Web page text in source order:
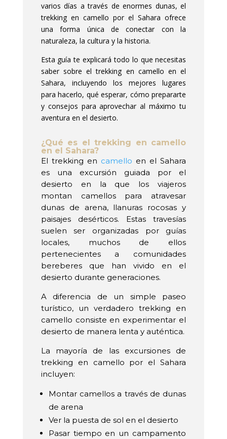
varios días a través de enormes dunas, el
trekking en camello por el Sahara ofrece
una forma única de conectar con la
naturaleza, la cultura y la historia.
Esta guía te explicará todo lo que necesitas
saber sobre el trekking en camello en el
Sahara, incluyendo los mejores lugares
para hacerlo, qué esperar, cómo prepararte
y consejos para aprovechar al máximo tu
aventura en el desierto.
¿Qué es el trekking en camello
en el Sahara?
El trekking en camello en el Sahara
es una excursión guiada por el
desierto en la que los viajeros
montan camellos para atravesar
dunas de arena, llanuras rocosas y
paisajes desérticos. Estas travesías
suelen ser organizadas por guías
locales, muchos de ellos
pertenecientes a comunidades
bereberes que han vivido en el
desierto durante generaciones.
A diferencia de un simple paseo
turístico, un verdadero trekking en
camello consiste en experimentar el
desierto de manera lenta y auténtica.
La mayoría de las excursiones de
trekking en camello por el Sahara
incluyen:
Montar camellos a través de dunas
de arena
Ver la puesta de sol en el desierto
Pasar tiempo en un campamento